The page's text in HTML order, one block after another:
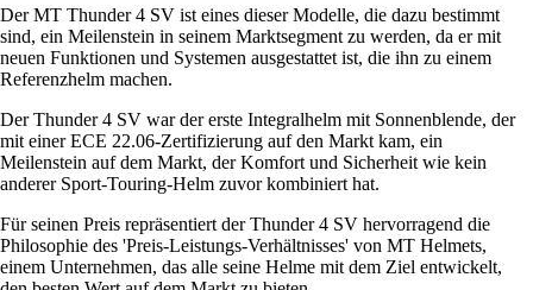
Der MT Thunder 4 SV ist eines dieser Modelle, die dazu bestimmt
sind, ein Meilenstein in seinem Marktsegment zu werden, da er mit
neuen Funktionen und Systemen ausgestattet ist, die ihn zu einem
Referenzhelm machen.
Der Thunder 4 SV war der erste Integralhelm mit Sonnenblende, der
mit einer ECE 22.06-Zertifizierung auf den Markt kam, ein
Meilenstein auf dem Markt, der Komfort und Sicherheit wie kein
anderer Sport-Touring-Helm zuvor kombiniert hat.
Für seinen Preis repräsentiert der Thunder 4 SV hervorragend die
Philosophie des 'Preis-Leistungs-Verhältnisses' von MT Helmets,
einem Unternehmen, das alle seine Helme mit dem Ziel entwickelt,